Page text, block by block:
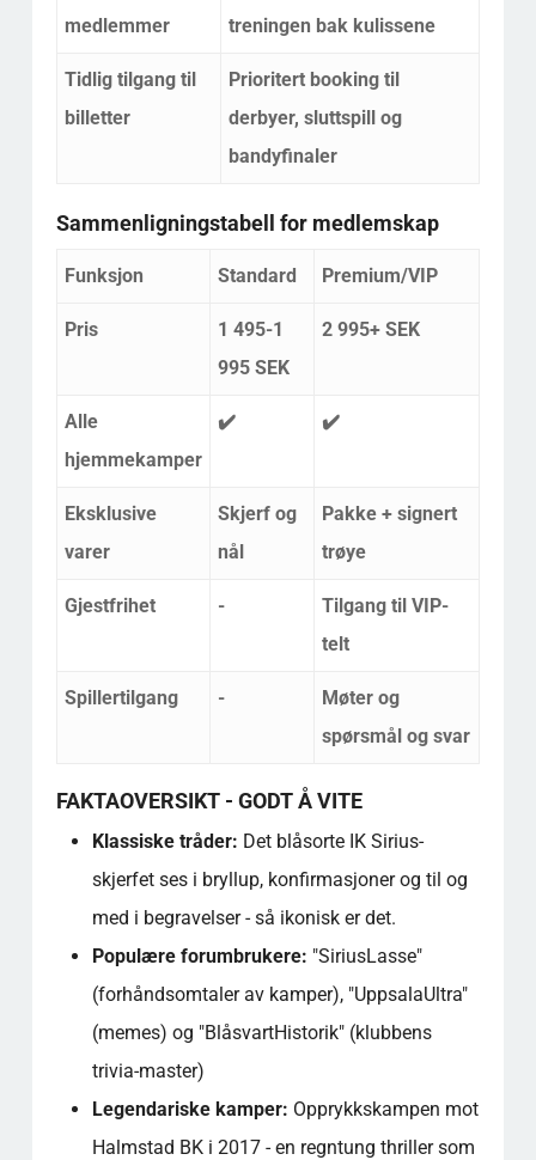
medlemmer
treningen bak kulissene
Tidlig tilgang til
billetter
Prioritert booking til
derbyer, sluttspill og
bandyfinaler
Sammenligningstabell for medlemskap
Funksjon Standard Premium/VIP
Pris
1 495-1
995 SEK
2 995+ SEK
Alle
hjemmekamper
✔️ ✔️
Eksklusive
varer
Skjerf og
nål
Pakke + signert
trøye
Gjestfrihet -
Tilgang til VIP-
telt
Spillertilgang -
Møter og
spørsmål og svar
FAKTAOVERSIKT - GODT Å VITE
Klassiske tråder: Det blåsorte IK Sirius-
skjerfet ses i bryllup, konfirmasjoner og til og
med i begravelser - så ikonisk er det.
Populære forumbrukere: "SiriusLasse"
(forhåndsomtaler av kamper), "UppsalaUltra"
(memes) og "BlåsvartHistorik" (klubbens
trivia-master)
Legendariske kamper: Opprykkskampen mot
Halmstad BK i 2017 - en regntung thriller som